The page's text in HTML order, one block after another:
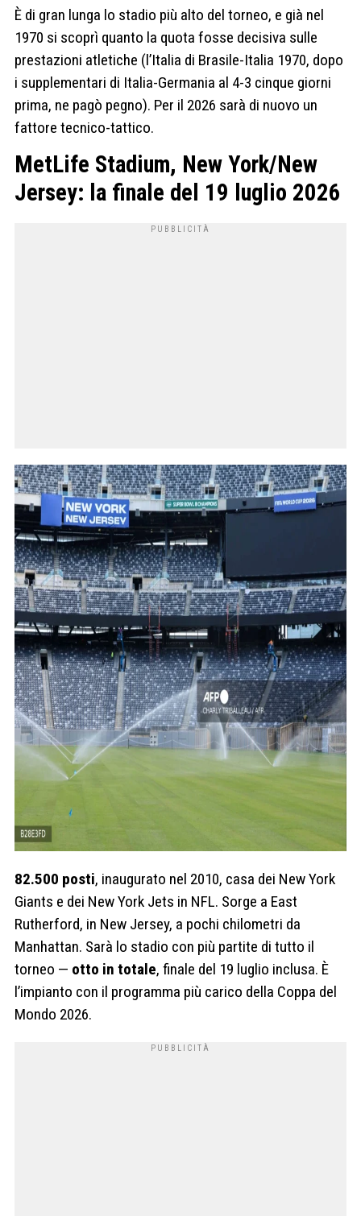
È di gran lunga lo stadio più alto del torneo, e già nel
1970 si scoprì quanto la quota fosse decisiva sulle
prestazioni atletiche (l’Italia di Brasile-Italia 1970, dopo
i supplementari di Italia-Germania al 4-3 cinque giorni
prima, ne pagò pegno). Per il 2026 sarà di nuovo un
fattore tecnico-tattico.
MetLife Stadium, New York/New
Jersey: la finale del 19 luglio 2026
82.500 posti, inaugurato nel 2010, casa dei New York
Giants e dei New York Jets in NFL. Sorge a East
Rutherford, in New Jersey, a pochi chilometri da
Manhattan. Sarà lo stadio con più partite di tutto il
torneo — otto in totale, finale del 19 luglio inclusa. È
l’impianto con il programma più carico della Coppa del
Mondo 2026.